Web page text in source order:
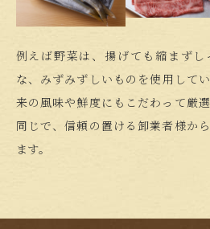
例えば野菜は、揚げても縮まずし
な、 みずみずしいものを使用して
来の風味や鮮度にも こだわって厳
同じで、信頼の置ける卸業者様から
ます。